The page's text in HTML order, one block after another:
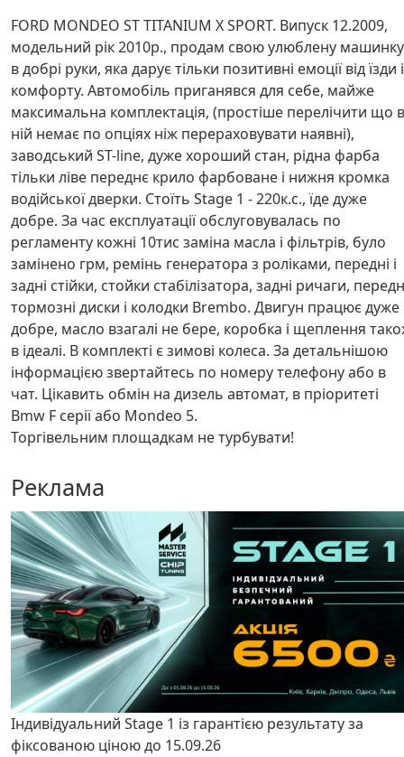
FORD MONDEO ST TITANIUM X SPORT. Випуск 12.2009,
модельний рік 2010р., продам свою улюблену машинку
в добрі руки, яка дарує тільки позитивні емоції від їзди і
комфорту. Автомобіль приганявся для себе, майже
максимальна комплектація, (простіше перелічити що в
ній немає по опціях ніж перераховувати наявні),
заводський ST-line, дуже хороший стан, рідна фарба
тільки ліве переднє крило фарбоване і нижня кромка
водійської дверки. Стоїть Stage 1 - 220к.с., їде дуже
добре. За час експлуатації обслуговувалась по
регламенту кожні 10тис заміна масла і фільтрів, було
замінено грм, ремінь генератора з роліками, передні і
задні стійки, стойки стабілізатора, задні ричаги,
тормозні диски і колодки Brembo. Двигун працює дуже
добре, масло взагалі не бере, коробка і щеплення
в ідеалі. В комплекті є зимові колеса. За детальнішою
інформацією звертайтесь по номеру телефону або в
чат. Цікавить обмін на дизель автомат, в пріоритеті
Bmw F серії або Mondeo 5.
Торгівельним площадкам не турбувати!
Реклама
Індивідуальний Stage 1 із гарантією результату за
фіксованою ціною до 15.09.26